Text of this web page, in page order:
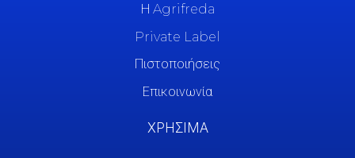
Η Agrifreda
Private Label
Πιστοποιήσεις
Επικοινωνία
ΧΡΗΣΙΜΑ